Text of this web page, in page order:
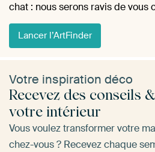
chat : nous serons ravis de vous
Lancer l’ArtFinder
Votre inspiration déco
Recevez des conseils
votre intérieur
Vous voulez transformer votre
chez-vous ? Recevez chaque